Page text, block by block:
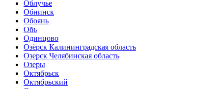
Облучье
Обнинск
Обоянь
Обь
Одинцово
Озёрск Калининградская область
Озерск Челябинская область
Озеры
Октябрьск
Октябрьский